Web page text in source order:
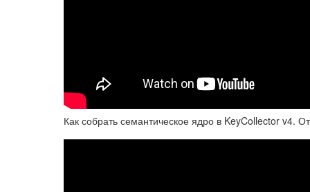
Как собрать семантическое ядро в KeyCollector v4.